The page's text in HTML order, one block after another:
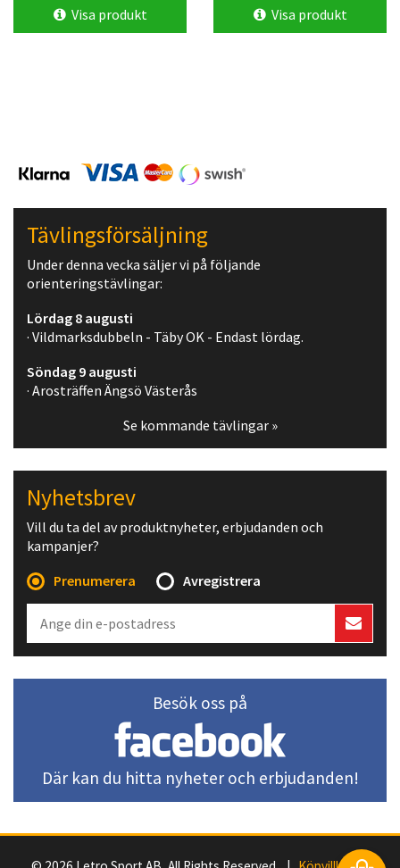
Visa produkt Visa produkt
Tävlingsförsäljning
Under denna vecka säljer vi på följande
orienteringstävlingar:
Lördag 8 augusti
· Vildmarksdubbeln - Täby OK - Endast lördag.
Söndag 9 augusti
· Arosträffen Ängsö Västerås
Se kommande tävlingar »
Nyhetsbrev
Vill du ta del av produktnyheter, erbjudanden och
kampanjer?
Prenumerera
Avregistrera
Besök oss på
Där kan du hitta nyheter och erbjudanden!